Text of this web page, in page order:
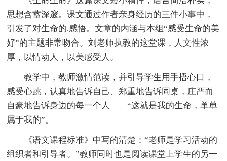
思想含蓄深邃。课文通过作者亲身经历的三件小事中，
引发了对生命的.感悟。文章的内涵与本组“感受生命的美
好”的主题非常吻合。刘老师执教的这堂课，人文性浓
厚，以情动人，以美感受人。
教学中，教师激情范读，并引导学生用手捂心口，
感受心跳，认真地告诉自己、郑重地告诉同桌，庄严而
自豪地告诉身边的每一个人——“这就是我的生命，单单
属于我的”。
《语文课程标准》中写的清楚：“老师是学习活动的
组织者和引导者。”教师同时也是阅读课堂上学生的另一